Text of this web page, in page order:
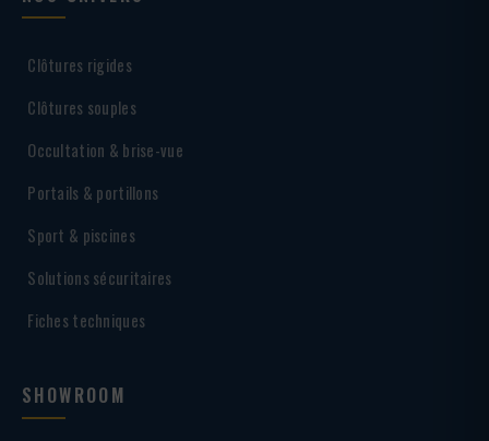
Clôtures rigides
Clôtures souples
Occultation & brise-vue
Portails & portillons
Sport & piscines
Solutions sécuritaires
Fiches techniques
SHOWROOM